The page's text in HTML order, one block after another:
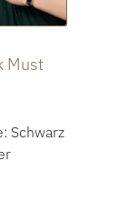
Must
Schwarz